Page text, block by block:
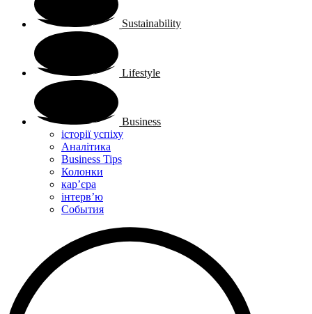
Sustainability
Lifestyle
Business
історії успіху
Аналітика
Business Tips
Колонки
кар’єра
інтерв’ю
Cобытия